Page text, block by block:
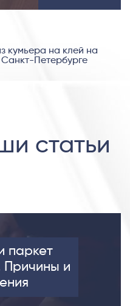
кумьера на клей на
Петербурге
статьи
паркет
Причины и